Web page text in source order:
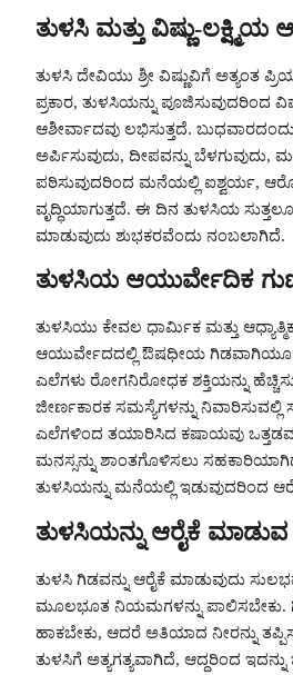
ತುಳಸಿ ಮತ್ತು ವಿಷ್ಣು-ಲಕ್ಷ್ಮಿಯ
ತುಳಸಿ ದೇವಿಯು ಶ್ರೀ ವಿಷ್ಣುವಿಗೆ ಅತ್ಯಂತ
ಪ್ರಕಾರ, ತುಳಸಿಯನ್ನು ಪೂಜಿಸುವುದರಿಂದ
ಆಶೀರ್ವಾದವು ಲಭಿಸುತ್ತದೆ. ಬುಧವಾರದಂದು
ಅರ್ಪಿಸುವುದು, ದೀಪವನ್ನು ಬೆಳಗುವುದು,
ಪಠಿಸುವುದರಿಂದ ಮನೆಯಲ್ಲಿ ಐಶ್ವರ್ಯ,
ವೃದ್ಧಿಯಾಗುತ್ತದೆ. ಈ ದಿನ ತುಳಸಿಯ ಸುತ್ತಲೂ
ಮಾಡುವುದು ಶುಭಕರವೆಂದು ನಂಬಲಾಗಿದೆ.
ತುಳಸಿಯ ಆಯುರ್ವೇದಿಕ
ತುಳಸಿಯು ಕೇವಲ ಧಾರ್ಮಿಕ ಮತ್ತು
ಆಯುರ್ವೇದದಲ್ಲಿ ಔಷಧೀಯ ಗಿಡವಾಗಿಯೂ
ಎಲೆಗಳು ರೋಗನಿರೋಧಕ ಶಕ್ತಿಯನ್ನು
ಜೀರ್ಣಕಾರಕ ಸಮಸ್ಯೆಗಳನ್ನು
ಎಲೆಗಳಿಂದ ತಯಾರಿಸಿದ ಕಷಾಯವು
ಮನಸ್ಸನ್ನು ಶಾಂತಗೊಳಿಸಲು
ತುಳಸಿಯನ್ನು ಮನೆಯಲ್ಲಿ ಇಡುವುದರಿಂದ
ತುಳಸಿಯನ್ನು ಆರೈಕೆ
ತುಳಸಿ ಗಿಡವನ್ನು ಆರೈಕೆ ಮಾಡುವುದು
ಮೂಲಭೂತ ನಿಯಮಗಳನ್ನು ಪಾಲಿಸಬೇಕು.
ಹಾಕಬೇಕು, ಆದರೆ ಅತಿಯಾದ ನೀರನ್ನು
ತುಳಸಿಗೆ ಅತ್ಯಗತ್ಯವಾಗಿದೆ, ಆದ್ದರಿಂದ ಇದನ್ನು